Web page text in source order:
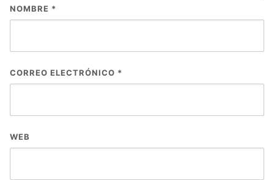
NOMBRE *
CORREO ELECTRÓNICO *
WEB